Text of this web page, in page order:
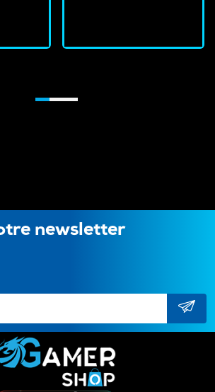
newsletter